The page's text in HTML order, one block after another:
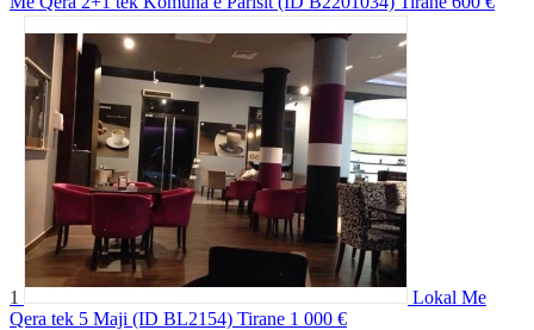
1
Lokal Me
Qera tek 5 Maji (ID BL2154) Tirane 1 000 €